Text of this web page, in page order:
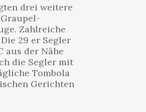
drei weitere
Zahlreiche
29 er Segler
aus der Nähe
die Segler mit
Tombola
Gerichten